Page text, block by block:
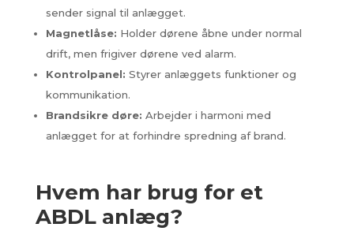
sender signal til anlægget.
Magnetlåse: Holder dørene åbne under normal
drift, men frigiver dørene ved alarm.
Kontrolpanel: Styrer anlæggets funktioner og
kommunikation.
Brandsikre døre: Arbejder i harmoni med
anlægget for at forhindre spredning af brand.
Hvem har brug for et
ABDL anlæg?